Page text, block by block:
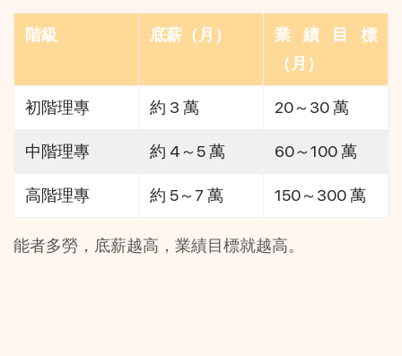
階級 底薪（月）
業績目標
（月）
初階理專 約 3 萬 20～30 萬
中階理專 約 4～5 萬 60～100 萬
高階理專 約 5～7 萬 150～300 萬
能者多勞，底薪越高，業績目標就越高。